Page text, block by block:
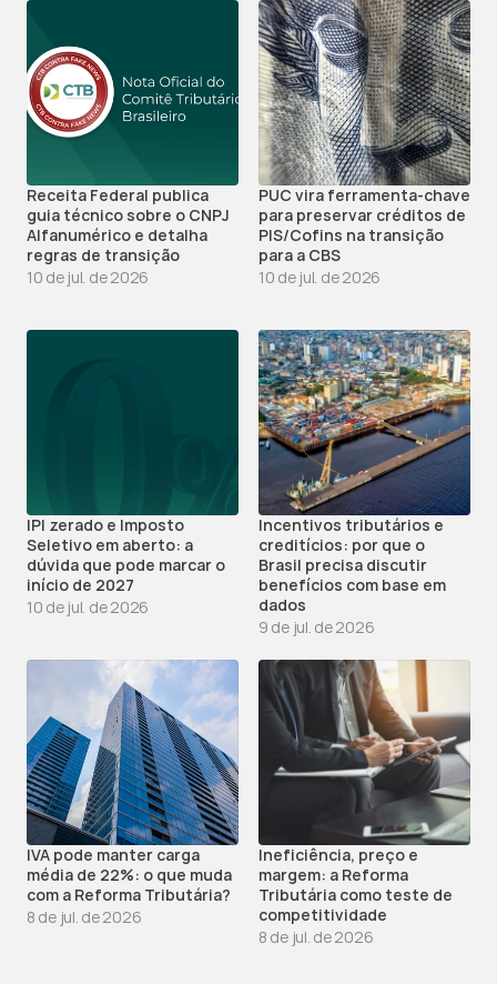
Receita Federal publica
guia técnico sobre o CNPJ
Alfanumérico e detalha
regras de transição
10 de jul. de 2026
PUC vira ferramenta-chave
para preservar créditos de
PIS/Cofins na transição
para a CBS
10 de jul. de 2026
IPI zerado e Imposto
Seletivo em aberto: a
dúvida que pode marcar o
início de 2027
10 de jul. de 2026
Incentivos tributários e
creditícios: por que o
Brasil precisa discutir
benefícios com base em
dados
9 de jul. de 2026
IVA pode manter carga
média de 22%: o que muda
com a Reforma Tributária?
8 de jul. de 2026
Ineficiência, preço e
margem: a Reforma
Tributária como teste de
competitividade
8 de jul. de 2026